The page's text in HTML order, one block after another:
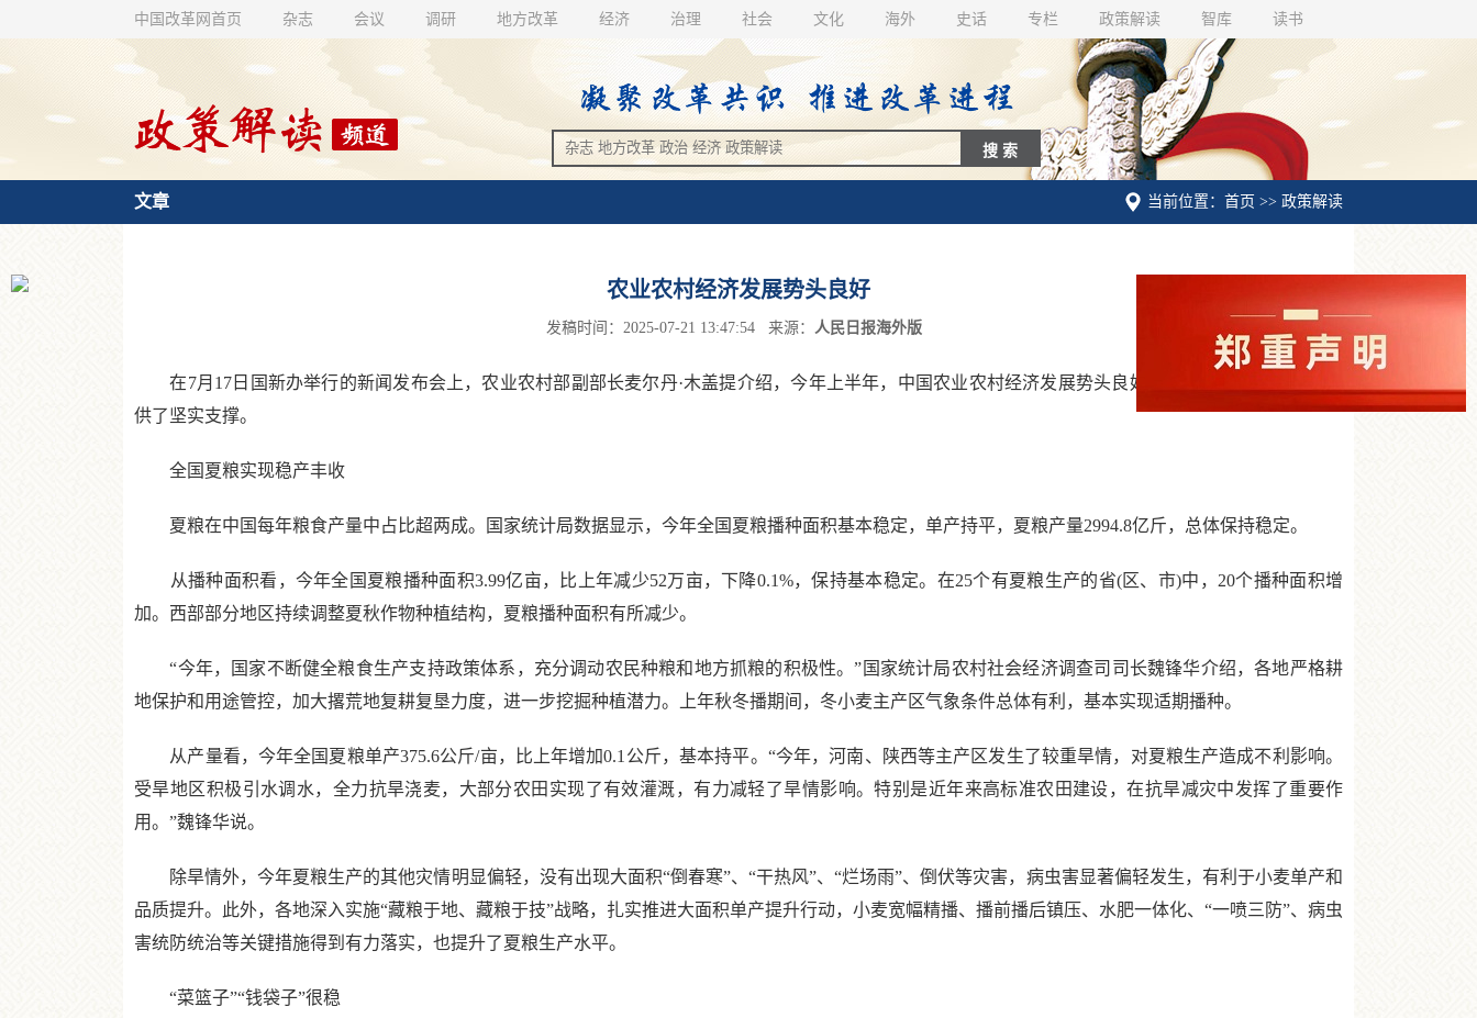
中国改革网首页 杂志 会议 调研 地方改革 经济 治理 社会 文化 海外 史话 专栏 政策解读 智库 读书
当前位置：首页 >> 政策解读
文章
农业农村经济发展势头良好
发稿时间：2025-07-21 13:47:54 来源： 人民日报海外版
在7月17日国新办举行的新闻发布会上，农业农村部副部长麦尔丹·木盖提介绍，今年上半年，中国农业农村经济发展势头良好，为国民经济平稳运行提
供了坚实支撑。
全国夏粮实现稳产丰收
夏粮在中国每年粮食产量中占比超两成。国家统计局数据显示，今年全国夏粮播种面积基本稳定，单产持平，夏粮产量2994.8亿斤，总体保持稳定。
从播种面积看，今年全国夏粮播种面积3.99亿亩，比上年减少52万亩，下降0.1%，保持基本稳定。在25个有夏粮生产的省(区、市)中，20个播种面积增
加。西部部分地区持续调整夏秋作物种植结构，夏粮播种面积有所减少。
“今年，国家不断健全粮食生产支持政策体系，充分调动农民种粮和地方抓粮的积极性。”国家统计局农村社会经济调查司司长魏锋华介绍，各地严格耕
地保护和用途管控，加大撂荒地复耕复垦力度，进一步挖掘种植潜力。上年秋冬播期间，冬小麦主产区气象条件总体有利，基本实现适期播种。
从产量看，今年全国夏粮单产375.6公斤/亩，比上年增加0.1公斤，基本持平。“今年，河南、陕西等主产区发生了较重旱情，对夏粮生产造成不利影响。
受旱地区积极引水调水，全力抗旱浇麦，大部分农田实现了有效灌溉，有力减轻了旱情影响。特别是近年来高标准农田建设，在抗旱减灾中发挥了重要作
用。”魏锋华说。
除旱情外，今年夏粮生产的其他灾情明显偏轻，没有出现大面积“倒春寒”、“干热风”、“烂场雨”、倒伏等灾害，病虫害显著偏轻发生，有利于小麦单产和
品质提升。此外，各地深入实施“藏粮于地、藏粮于技”战略，扎实推进大面积单产提升行动，小麦宽幅精播、播前播后镇压、水肥一体化、“一喷三防”、病虫
害统防统治等关键措施得到有力落实，也提升了夏粮生产水平。
“菜篮子”“钱袋子”很稳